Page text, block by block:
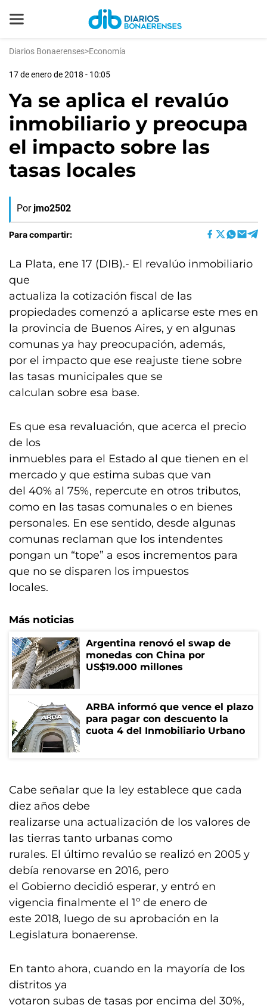
Diarios Bonaerenses>Economía
17 de enero de 2018 - 10:05
Ya se aplica el revalúo
inmobiliario y preocupa
el impacto sobre las
tasas locales
Por jmo2502
Para compartir:
La Plata, ene 17 (DIB).- El revalúo inmobiliario
que
actualiza la cotización fiscal de las
propiedades comenzó a aplicarse este mes en
la provincia de Buenos Aires, y en algunas
comunas ya hay preocupación, además,
por el impacto que ese reajuste tiene sobre
las tasas municipales que se
calculan sobre esa base.
Es que esa revaluación, que acerca el precio
de los
inmuebles para el Estado al que tienen en el
mercado y que estima subas que van
del 40% al 75%, repercute en otros tributos,
como en las tasas comunales o en bienes
personales. En ese sentido, desde algunas
comunas reclaman que los intendentes
pongan un “tope” a esos incrementos para
que no se disparen los impuestos
locales.
Más noticias
Argentina renovó el swap de
monedas con China por
US$19.000 millones
ARBA informó que vence el plazo
para pagar con descuento la
cuota 4 del Inmobiliario Urbano
Cabe señalar que la ley establece que cada
diez años debe
realizarse una actualización de los valores de
las tierras tanto urbanas como
rurales. El último revalúo se realizó en 2005 y
debía renovarse en 2016, pero
el Gobierno decidió esperar, y entró en
vigencia finalmente el 1º de enero de
este 2018, luego de su aprobación en la
Legislatura bonaerense.
En tanto ahora, cuando en la mayoría de los
distritos ya
votaron subas de tasas por encima del 30%,